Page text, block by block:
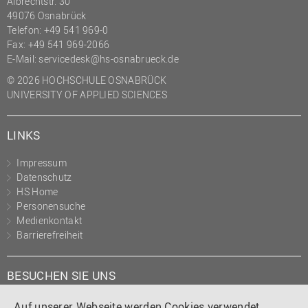
(PMO)
Prozessmanagement
Recht
Science to Business GmbH
Innovationsmanagement
49076 Osnabrück
Telefon: +49 541 969-0
Fax: +49 541 969-2066
E-Mail: servicedesk@hs-osnabrueck.de
© 2026 HOCHSCHULE OSNABRÜCK
UNIVERSITY OF APPLIED SCIENCES
LINKS
Impressum
Datenschutz
HS Home
Personensuche
Medienkontakt
Barrierefreiheit
BESUCHEN SIE UNS